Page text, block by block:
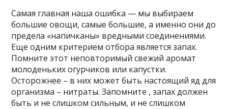
Самая главная наша ошибка — мы выбираем
большие овощи, самые большие, а именно они до
предела «напичканы» вредными соединениями.
Еще одним критерием отбора является запах.
Помните этот неповторимый свежий аромат
молоденьких огурчиков или капустки.
Осторожнее – в них может быть настоящий яд для
организма – нитраты. Запомните , запах должен
быть и не слишком сильным, и не слишком